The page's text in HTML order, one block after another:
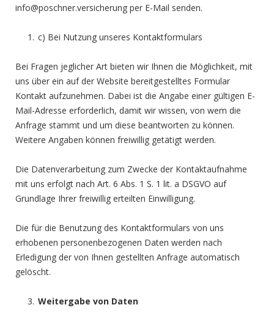
info@poschner.versicherung per E-Mail senden.
c) Bei Nutzung unseres Kontaktformulars
Bei Fragen jeglicher Art bieten wir Ihnen die Möglichkeit, mit
uns über ein auf der Website bereitgestelltes Formular
Kontakt aufzunehmen. Dabei ist die Angabe einer gültigen E-
Mail-Adresse erforderlich, damit wir wissen, von wem die
Anfrage stammt und um diese beantworten zu können.
Weitere Angaben können freiwillig getätigt werden.
Die Datenverarbeitung zum Zwecke der Kontaktaufnahme
mit uns erfolgt nach Art. 6 Abs. 1 S. 1 lit. a DSGVO auf
Grundlage Ihrer freiwillig erteilten Einwilligung.
Die für die Benutzung des Kontaktformulars von uns
erhobenen personenbezogenen Daten werden nach
Erledigung der von Ihnen gestellten Anfrage automatisch
gelöscht.
Weitergabe von Daten